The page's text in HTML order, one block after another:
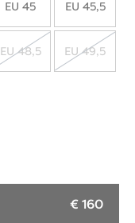
EU 45 EU 45,5
ÉPUISÉ
EU 48,5 EU 49,5
€ 160